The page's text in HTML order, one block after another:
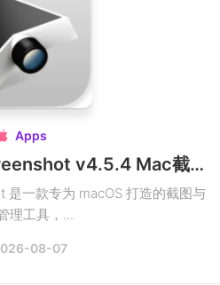
Apps
SnapNDrag Pro Screenshot v4.5.4 Mac截图管理工具
是一款专为 macOS 打造的截图与
理工具，...
08-07